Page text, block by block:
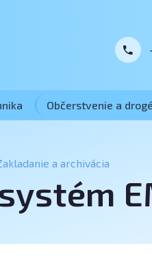
Občerstvenie a
a archivácia